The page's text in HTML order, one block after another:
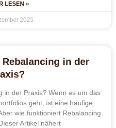
LESEN »
2025
in der
in der Praxis? Wenn es um das
geht, ist eine häufige
wie funktioniert Rebalancing
Artikel nähert